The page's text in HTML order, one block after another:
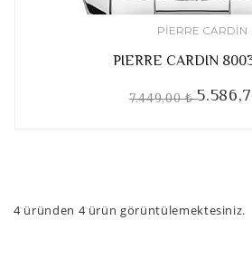
PIERRE CARDIN
PIERRE CARDIN
7.449,00 ₺
4üründen 4ürün görüntülemektesiniz.